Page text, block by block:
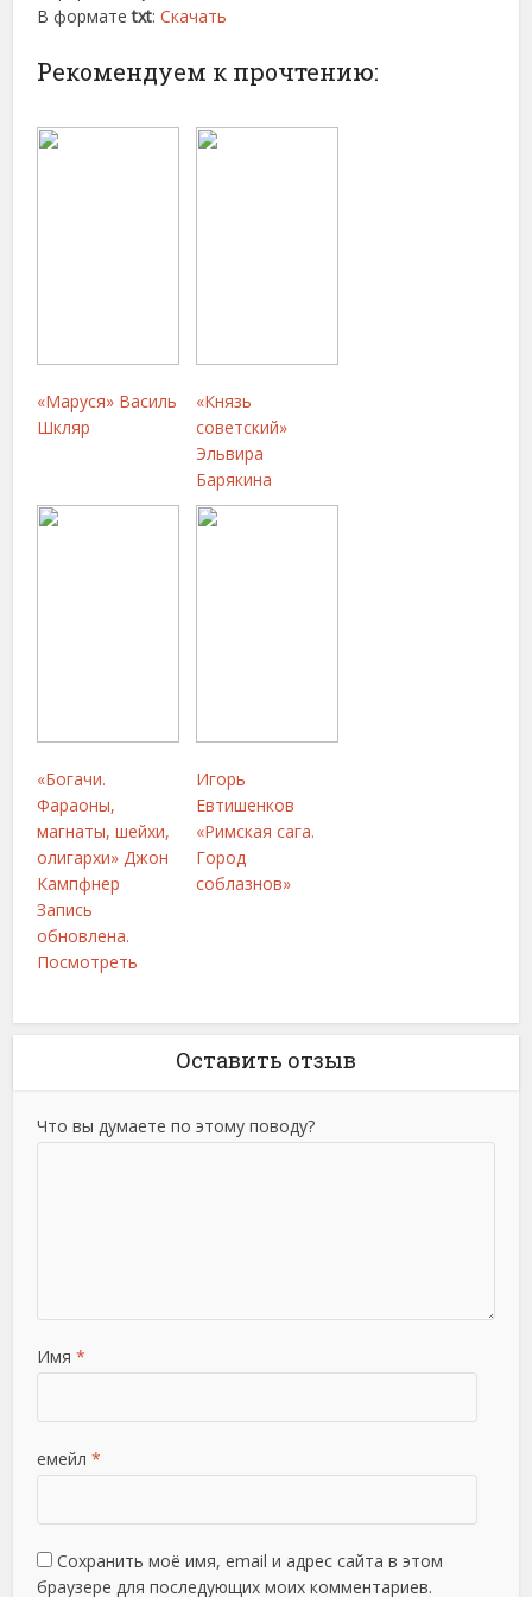
В форматеtxt:Скачать
Рекомендуем к прочтению:
«Маруся» Василь
Шкляр
«Князь
советский»
Эльвира
Барякина
«Богачи.
Фараоны,
магнаты, шейхи,
олигархи» Джон
Кампфнер
Запись
обновлена.
Посмотреть
Игорь
Евтишенков
«Римская сага.
Город
соблазнов»
Оставить отзыв
Что вы думаете по этому поводу?
Имя *
емейл *
Сохранить моё имя, email и адрес сайта в этом
браузере для последующих моих комментариев.